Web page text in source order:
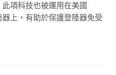
項科技也被運用在美國
上，有助於保護登陸器免受